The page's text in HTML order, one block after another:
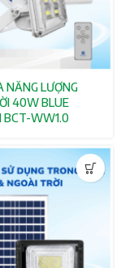
NĂNG LƯỢNG
40W BLUE
BCT-WW1.0